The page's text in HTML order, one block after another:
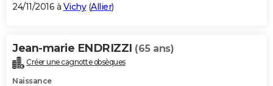
24/11/2016 à Vichy(Allier)
Jean-marie ENDRIZZI (65 ans)
Créer une cagnotte obsèques
Naissance